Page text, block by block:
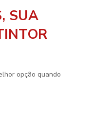
SUA
opção quando